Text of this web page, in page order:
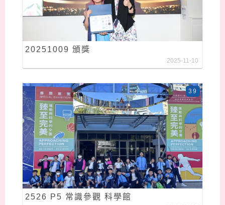
20251009 頒獎
2025-11-10
2526 P5 常識參觀 科學館
39